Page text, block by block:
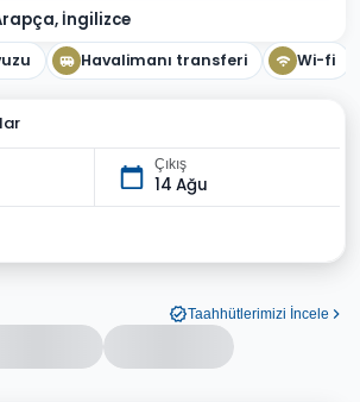
İngilizce
Havalimanı transferi Wi-fi
Çıkış
14 Ağu
Taahhütlerimizi İncele